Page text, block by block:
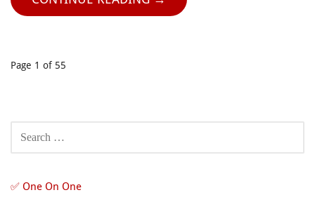
Post
Page 1 of 55
✅ One On One